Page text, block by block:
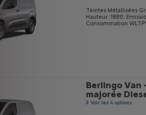
Teintes Métallisées
Hauteur :1880;
Consommation
Berlingo Van
majorée
Voir les 4 options